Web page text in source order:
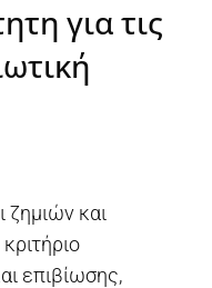
για τις
ζημιών και
επιβίωσης,